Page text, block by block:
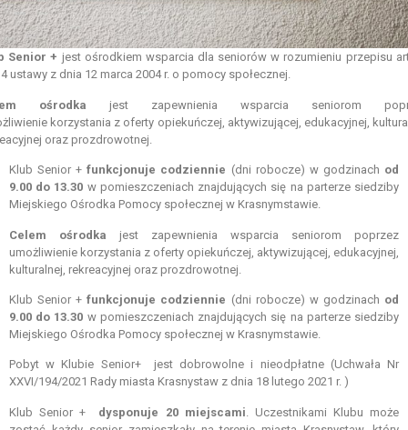
Senior + jest ośrodkiem wsparcia dla seniorów w rozumieniu przepisu
ustawy z dnia 12 marca 2004 r. o pomocy społecznej.
ośrodka jest zapewnienia wsparcia seniorom
korzystania z oferty opiekuńczej, aktywizującej, edukacyjnej,
oraz prozdrowotnej.
Klub Senior +funkcjonuje codziennie (dni robocze) w godzinach od
9.00 do 13.30 w pomieszczeniach znajdujących się na parterze siedziby
Miejskiego Ośrodka Pomocy społecznej w Krasnymstawie.
Celem ośrodka jest zapewnienia wsparcia seniorom poprzez
umożliwienie korzystania z oferty opiekuńczej, aktywizującej, edukacyjnej,
kulturalnej, rekreacyjnej oraz prozdrowotnej.
Klub Senior +funkcjonuje codziennie (dni robocze) w godzinach od
9.00 do 13.30 w pomieszczeniach znajdujących się na parterze siedziby
Miejskiego Ośrodka Pomocy społecznej w Krasnymstawie.
Pobyt w Klubie Senior+ jest dobrowolne i nieodpłatne (Uchwała Nr
XXVI/194/2021 Rady miasta Krasnystaw z dnia 18 lutego 2021 r. )
Klub Senior + dysponuje 20 miejscami . Uczestnikami Klubu może